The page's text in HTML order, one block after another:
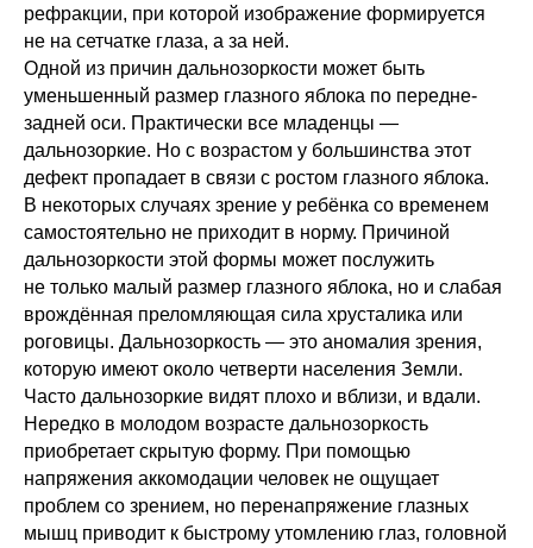
рефракции, при которой изображение формируется
не на сетчатке глаза, а за ней.
Одной из причин дальнозоркости может быть
уменьшенный размер глазного яблока по передне-
задней оси. Практически все младенцы —
дальнозоркие. Но с возрастом у большинства этот
дефект пропадает в связи с ростом глазного яблока.
В некоторых случаях зрение у ребёнка со временем
самостоятельно не приходит в норму. Причиной
дальнозоркости этой формы может послужить
не только малый размер глазного яблока, но и слабая
врождённая преломляющая сила хрусталика или
роговицы. Дальнозоркость — это аномалия зрения,
которую имеют около четверти населения Земли.
Часто дальнозоркие видят плохо и вблизи, и вдали.
Нередко в молодом возрасте дальнозоркость
приобретает скрытую форму. При помощью
напряжения аккомодации человек не ощущает
проблем со зрением, но перенапряжение глазных
мышц приводит к быстрому утомлению глаз, головной